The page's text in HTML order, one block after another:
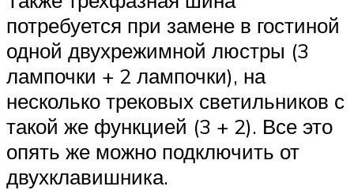
потребуется при замене в гостиной
одной двухрежимной люстры (3
лампочки + 2 лампочки), на
несколько трековых светильников с
такой же функцией (3 + 2). Все это
опять же можно подключить от
двухклавишника.